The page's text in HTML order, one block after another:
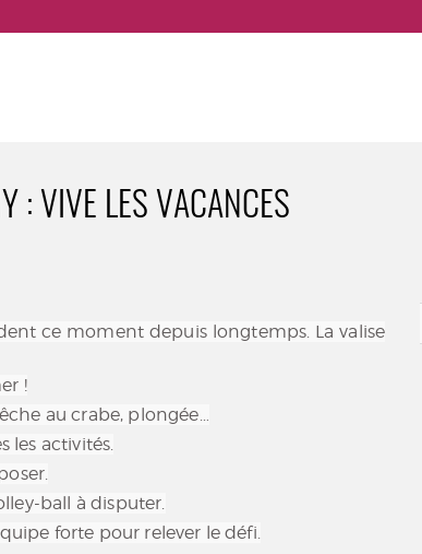
: VIVE LES VACANCES
ce moment depuis longtemps. La valise
!
au crabe, plongée…
les activités.
ball à disputer.
forte pour relever le défi.